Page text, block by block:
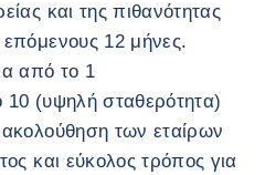
και της πιθανότητας
12 μήνες.
από το 1
10 (υψηλή σταθερότητα)
των εταίρων
και εύκολος τρόπος για